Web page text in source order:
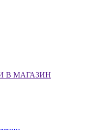
В МАГАЗИН